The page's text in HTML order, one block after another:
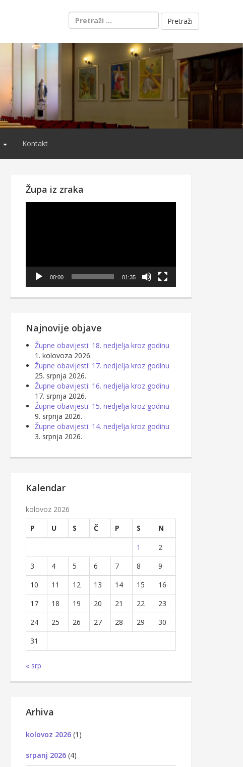
Pretraži:
Kontakt
Župa iz zraka
00:00 01:35
Najnovije objave
Župne obavijesti: 18. nedjelja kroz godinu
1. kolovoza 2026.
Župne obavijesti: 17. nedjelja kroz godinu
25. srpnja 2026.
Župne obavijesti: 16. nedjelja kroz godinu
17. srpnja 2026.
Župne obavijesti: 15. nedjelja kroz godinu
9. srpnja 2026.
Župne obavijesti: 14. nedjelja kroz godinu
3. srpnja 2026.
Kalendar
kolovoz 2026
P
U S Č P S
N
1
2
3
4 5 6 7 8
9
10
11 12 13 14 15
16
17
18 19 20 21 22
23
24
25 26 27 28 29
30
31
« srp
Arhiva
kolovoz 2026 (1)
srpanj 2026 (4)